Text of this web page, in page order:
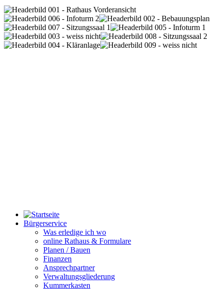
Bürgerservice
Was erledige ich wo
online Rathaus & Formulare
Planen / Bauen
Finanzen
Ansprechpartner
Verwaltungsgliederung
Kummerkasten